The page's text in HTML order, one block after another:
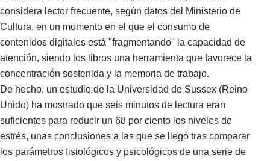
considera lector frecuente, según datos del Ministerio de
Cultura, en un momento en el que el consumo de
contenidos digitales está "fragmentando" la capacidad de
atención, siendo los libros una herramienta que favorece la
concentración sostenida y la memoria de trabajo.
De hecho, un estudio de la Universidad de Sussex (Reino
Unido) ha mostrado que seis minutos de lectura eran
suficientes para reducir un 68 por ciento los niveles de
estrés, unas conclusiones a las que se llegó tras comparar
los parámetros fisiológicos y psicológicos de una serie de